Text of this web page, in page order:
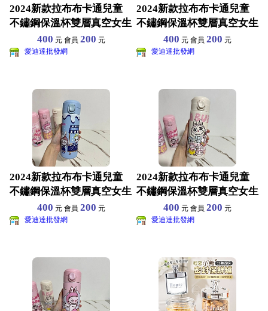
2024新款拉布布卡通兒童
不鏽鋼保溫杯雙層真空女生
可愛開水杯450ML
400 元 會員 200 元
愛迪達批發網
2024新款拉布布卡通兒童
不鏽鋼保溫杯雙層真空女生
可愛開水杯450ML
400 元 會員200 元
愛迪達批發網
2024新款拉布布卡通兒童
不鏽鋼保溫杯雙層真空女生
可愛開水杯450ML
400 元 會員 200 元
愛迪達批發網
2024新款拉布布卡通兒童
不鏽鋼保溫杯雙層真空女生
可愛開水杯450ML
400 元 會員200 元
愛迪達批發網